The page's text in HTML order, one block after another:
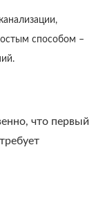
способом –
что первый